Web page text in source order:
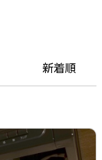
新着順